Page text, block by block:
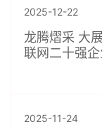
2025-12-22
龙腾熠采 大
联网二十强企
2025-11-24